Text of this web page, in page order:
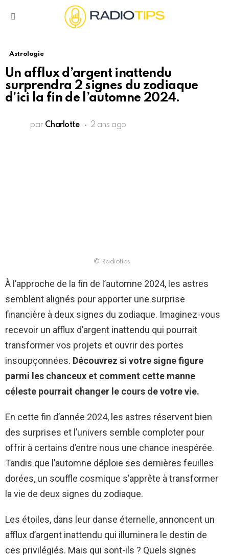
Astrologie
Un afflux d’argent inattendu
surprendra 2 signes du zodiaque
d’ici la fin de l’automne 2024.
par Charlotte 2 ans ago
© Radiotips
À l’approche de la fin de l’automne 2024, les astres
semblent alignés pour apporter une surprise
financière à deux signes du zodiaque. Imaginez-vous
recevoir un afflux d’argent inattendu qui pourrait
transformer vos projets et ouvrir des portes
insoupçonnées. Découvrez si votre signe figure
parmi les chanceux et comment cette manne
céleste pourrait changer le cours de votre vie.
En cette fin d’année 2024, les astres réservent bien
des surprises et l’univers semble comploter pour
offrir à certains d’entre nous une chance inespérée.
Tandis que l’automne déploie ses dernières feuilles
dorées, un souffle cosmique s’apprête à transformer
la vie de deux signes du zodiaque.
Les étoiles, dans leur danse éternelle, annoncent un
afflux d’argent inattendu qui illuminera le destin de
ces privilégiés. Mais qui sont-ils ? Quels signes